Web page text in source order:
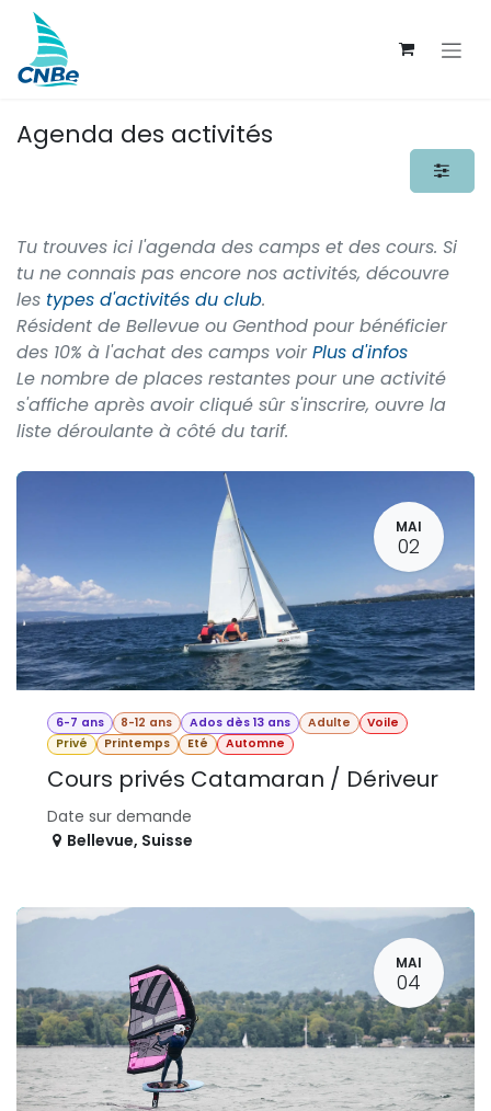
Se rendre au contenu
Agenda des activités
Tu trouves ici l'agenda des camps et des cours. Si
tu ne connais pas encore nos activités, découvre
les types d'activités du club.
Résident de Bellevue ou Genthod pour bénéficier
des 10% à l'achat des camps voirPlus d'infos
Le nombre de places restantes pour une activité
s'affiche après avoir cliqué sûr s'inscrire, ouvre la
liste déroulante à côté du tarif.
MAI
02
6-7 ans 8-12 ans Ados dès 13 ans Adulte
Voile
Privé
Printemps Eté Automne
Cours privés Catamaran / Dériveur
Date sur demande
Bellevue, Suisse
MAI
04